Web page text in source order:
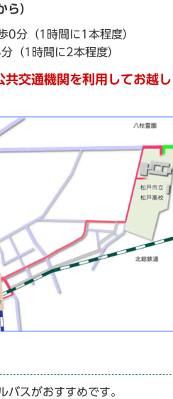
ら）
0分（1時間に1本程度）
（1時間に2本程度）
交通機関を利用してお越し
バスがおすすめです。